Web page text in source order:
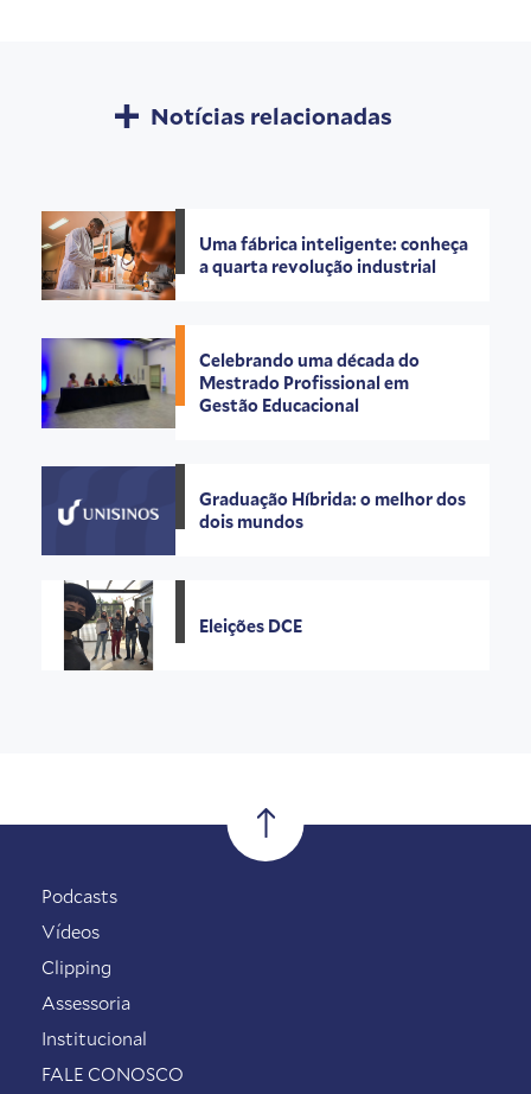
Notícias relacionadas
Uma fábrica inteligente: conheça
a quarta revolução industrial
Celebrando uma década do
Mestrado Profissional em
Gestão Educacional
Graduação Híbrida: o melhor dos
dois mundos
Eleições DCE
Podcasts
Vídeos
Clipping
Assessoria
Institucional
FALE CONOSCO